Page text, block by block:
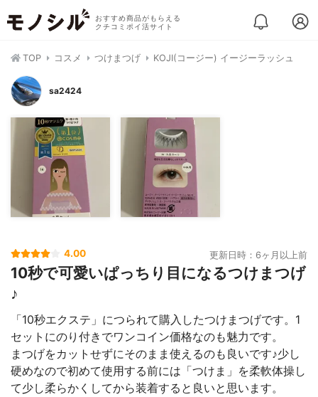
おすすめ商品がもらえる
クチコミポイ活サイト
TOP コスメ つけまつげ KOJI(コージー) イージーラッシュ
sa2424
4.00 更新日時：6ヶ月以上前
10秒で可愛いぱっちり目になるつけまつげ
♪
「10秒エクステ」につられて購入したつけまつげです。1
セットにのり付きでワンコイン価格なのも魅力です。
まつげをカットせずにそのまま使えるのも良いです♪少し
硬めなので初めて使用する前には「つけま」を柔軟体操し
て少し柔らかくしてから装着すると良いと思います。